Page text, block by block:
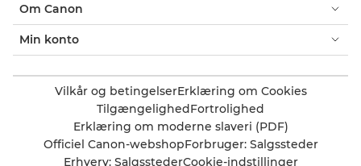
Om Canon
Min konto
Vilkår og betingelserErklæring om Cookies
TilgængelighedFortrolighed
Erklæring om moderne slaveri (PDF)
Officiel Canon-webshopForbruger: Salgssteder
Erhverv: SalgsstederCookie-indstillinger